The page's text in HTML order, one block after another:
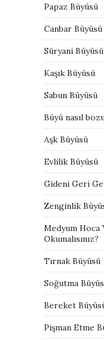
Papaz Büyüsü
Canbar Büyüsü
Süryani Büyüsü
Kaşık Büyüsü
Sabun Büyüsü
Büyü nasıl
Aşk Büyüsü
Evlilik Büyüsü
Gideni Geri
Zenginlik
Medyum Hoca
Okumalısınız?
Tırnak Büyüsü
Soğutma
Bereket
Pişman Etme